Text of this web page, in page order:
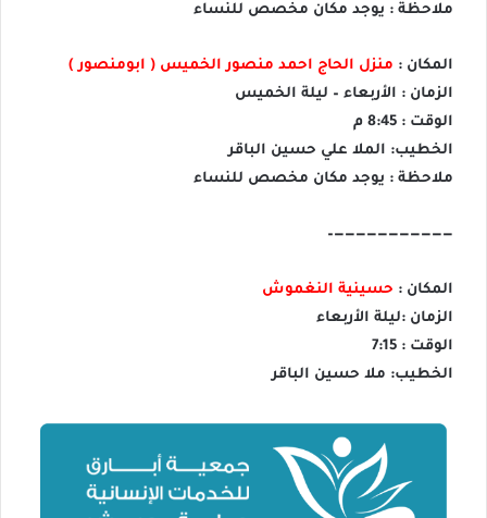
ملاحظة : يوجد مكان مخصص للنساء
المكان : منزل الحاج احمد منصور الخميس ( ابومنصور )
الزمان : الأربعاء – ليلة الخميس
الوقت : 8:45 م
الخطيب: الملا علي حسين الباقر
ملاحظة : يوجد مكان مخصص للنساء
———————————–
المكان : حسينية النغموش
الزمان :ليلة الأربعاء
الوقت : 7:15
الخطيب: ملا حسين الباقر